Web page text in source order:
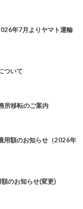
年7月よりヤマト運輸
ついて
所移転のご案内
用額のお知らせ（2026年
のお知らせ(変更)